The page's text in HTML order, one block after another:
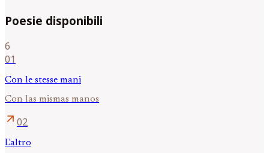
Poesie disponibili
6
01
Con le stesse mani
Con las mismas manos
arrow_outward 02
L'altro